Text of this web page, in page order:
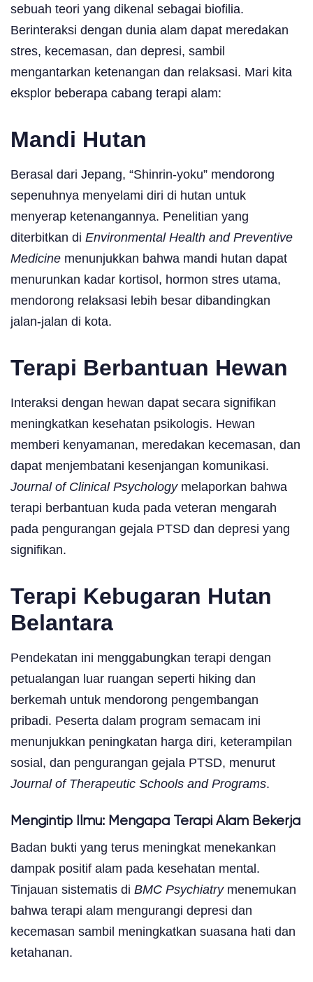
sebuah teori yang dikenal sebagai biofilia.
Berinteraksi dengan dunia alam dapat meredakan
stres, kecemasan, dan depresi, sambil
mengantarkan ketenangan dan relaksasi. Mari kita
eksplor beberapa cabang terapi alam:
Mandi Hutan
Berasal dari Jepang, “Shinrin-yoku” mendorong
sepenuhnya menyelami diri di hutan untuk
menyerap ketenangannya. Penelitian yang
diterbitkan di Environmental Health and Preventive
Medicine menunjukkan bahwa mandi hutan dapat
menurunkan kadar kortisol, hormon stres utama,
mendorong relaksasi lebih besar dibandingkan
jalan-jalan di kota.
Terapi Berbantuan Hewan
Interaksi dengan hewan dapat secara signifikan
meningkatkan kesehatan psikologis. Hewan
memberi kenyamanan, meredakan kecemasan, dan
dapat menjembatani kesenjangan komunikasi.
Journal of Clinical Psychologymelaporkan bahwa
terapi berbantuan kuda pada veteran mengarah
pada pengurangan gejala PTSD dan depresi yang
signifikan.
Terapi Kebugaran Hutan
Belantara
Pendekatan ini menggabungkan terapi dengan
petualangan luar ruangan seperti hiking dan
berkemah untuk mendorong pengembangan
pribadi. Peserta dalam program semacam ini
menunjukkan peningkatan harga diri, keterampilan
sosial, dan pengurangan gejala PTSD, menurut
Journal of Therapeutic Schools and Programs.
Mengintip Ilmu: Mengapa Terapi Alam Bekerja
Badan bukti yang terus meningkat menekankan
dampak positif alam pada kesehatan mental.
Tinjauan sistematis di BMC Psychiatrymenemukan
bahwa terapi alam mengurangi depresi dan
kecemasan sambil meningkatkan suasana hati dan
ketahanan.